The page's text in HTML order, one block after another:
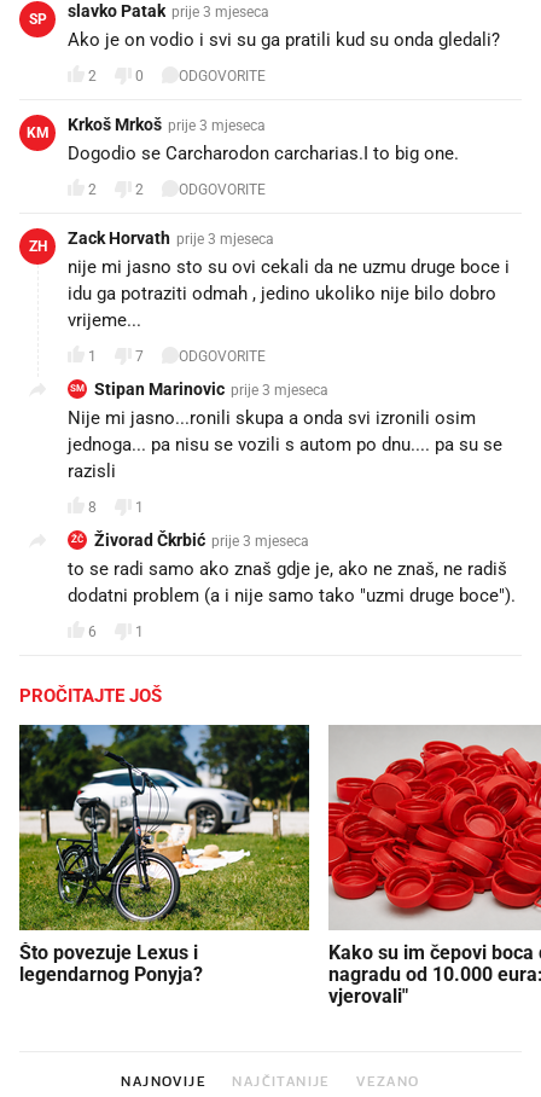
SP slavko Patak prije 3 mjeseca
Ako je on vodio i svi su ga pratili kud su onda gledali?
2 0 ODGOVORITE
KM Krkoš Mrkoš prije 3 mjeseca
Dogodio se Carcharodon carcharias.I to big one.
2 2 ODGOVORITE
ZH Zack Horvath prije 3 mjeseca
nije mi jasno sto su ovi cekali da ne uzmu druge boce i
idu ga potraziti odmah , jedino ukoliko nije bilo dobro
vrijeme...
1 7 ODGOVORITE
SM Stipan Marinovic prije 3 mjeseca
Nije mi jasno...ronili skupa a onda svi izronili osim
jednoga... pa nisu se vozili s autom po dnu.... pa su se
razisli
8 1
ŽČ Živorad Čkrbić prije 3 mjeseca
to se radi samo ako znaš gdje je, ako ne znaš, ne radiš
dodatni problem (a i nije samo tako "uzmi druge boce").
6 1
PROČITAJTE JOŠ
Što povezuje Lexus i
legendarnog Ponyja?
Kako su im čepovi boca
nagradu od 10.000
vjerovali"
NAJNOVIJE NAJČITANIJE VEZANO